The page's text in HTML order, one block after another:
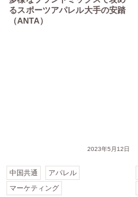
るスポーツアパレル大手の安踏
（ANTA）
2023年5月12日
中国共通
アパレル
マーケティング